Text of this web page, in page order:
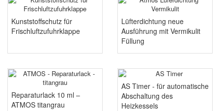
Kunststoffschutz für
Frischluftzufuhrklappe
Lüfterdichtung neue
Ausführung mit Vermikulit
Füllung
Reparaturlack 10 ml –
ATMOS titangrau
AS Timer - für automatische
Abschaltung des
Heizkessels